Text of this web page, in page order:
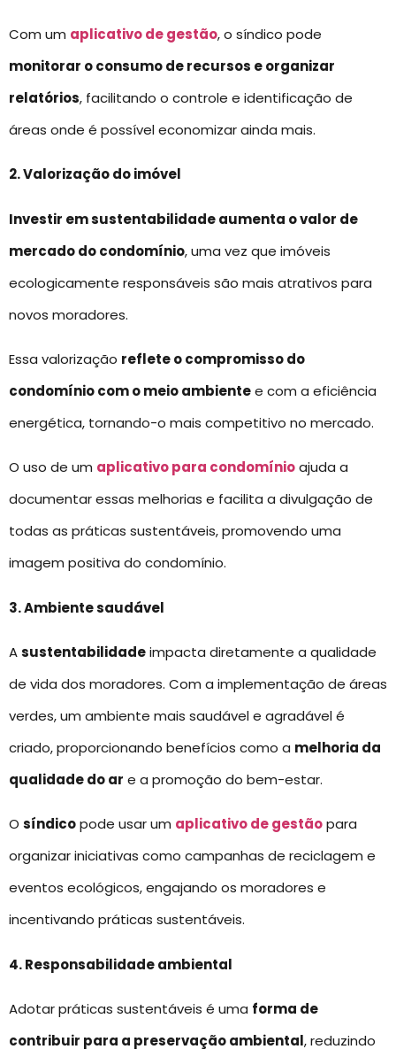
Com um aplicativo de gestão, o síndico pode
monitorar o consumo de recursos e organizar
relatórios, facilitando o controle e identificação de
áreas onde é possível economizar ainda mais.
2. Valorização do imóvel
Investir em sustentabilidade aumenta o valor de
mercado do condomínio, uma vez que imóveis
ecologicamente responsáveis são mais atrativos para
novos moradores.
Essa valorização reflete o compromisso do
condomínio com o meio ambientee com a eficiência
energética, tornando-o mais competitivo no mercado.
O uso de um aplicativo para condomínioajuda a
documentar essas melhorias e facilita a divulgação de
todas as práticas sustentáveis, promovendo uma
imagem positiva do condomínio.
3. Ambiente saudável
Asustentabilidadeimpacta diretamente a qualidade
de vida dos moradores. Com a implementação de áreas
verdes, um ambiente mais saudável e agradável é
criado, proporcionando benefícios como a melhoria da
qualidade do ar e a promoção do bem-estar.
O síndicopode usar um aplicativo de gestãopara
organizar iniciativas como campanhas de reciclagem e
eventos ecológicos, engajando os moradores e
incentivando práticas sustentáveis.
4. Responsabilidade ambiental
Adotar práticas sustentáveis é uma forma de
contribuir para a preservação ambiental, reduzindo